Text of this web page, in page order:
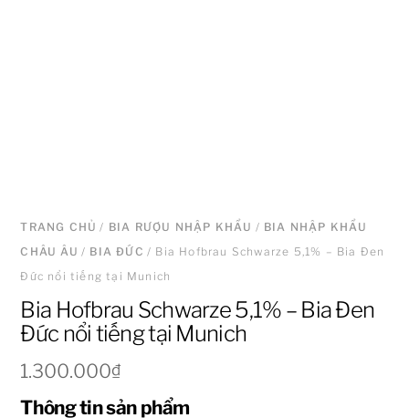
TRANG CHỦ / BIA RƯỢU NHẬP KHẨU / BIA NHẬP KHẨU
CHÂU ÂU / BIA ĐỨC / Bia Hofbrau Schwarze 5,1% – Bia Đen
Đức nổi tiếng tại Munich
Bia Hofbrau Schwarze 5,1% – Bia Đen
Đức nổi tiếng tại Munich
1.300.000₫
Thông tin sản phẩm